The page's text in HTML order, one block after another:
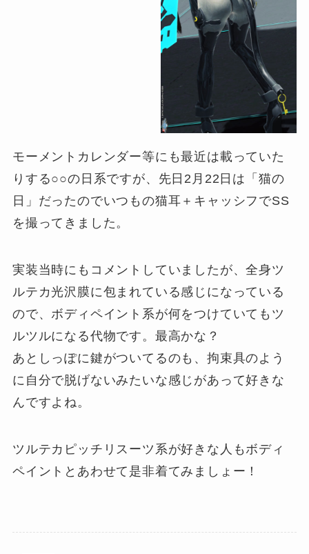
モーメントカレンダー等にも最近は載っていた
りする○○の日系ですが、先日2月22日は「猫の
日」だったのでいつもの猫耳＋キャッシフでSS
を撮ってきました。
実装当時にもコメントしていましたが、全身ツ
ルテカ光沢膜に包まれている感じになっている
ので、ボディペイント系が何をつけていてもツ
ルツルになる代物です。最高かな？
あとしっぽに鍵がついてるのも、拘束具のよう
に自分で脱げないみたいな感じがあって好きな
んですよね。
ツルテカピッチリスーツ系が好きな人もボディ
ペイントとあわせて是非着てみましょー！